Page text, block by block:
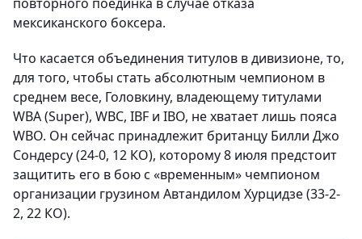
мексиканского боксера.
Что касается объединения титулов в дивизионе, то,
для того, чтобы стать абсолютным чемпионом в
среднем весе, Головкину, владеющему титулами
WBA (Super), WBC, IBF и IBO, не хватает лишь пояса
WBO. Он сейчас принадлежит британцу Билли Джо
Сондерсу (24-0, 12 КО), которому 8 июля предстоит
защитить его в бою с «временным» чемпионом
организации грузином Автандилом Хурцидзе (33-2-
2, 22 КО).